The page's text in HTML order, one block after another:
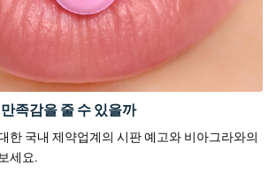
족감을 줄 수 있을까
한 국내 제약업계의 시판 예고와 비아그라와의
세요.